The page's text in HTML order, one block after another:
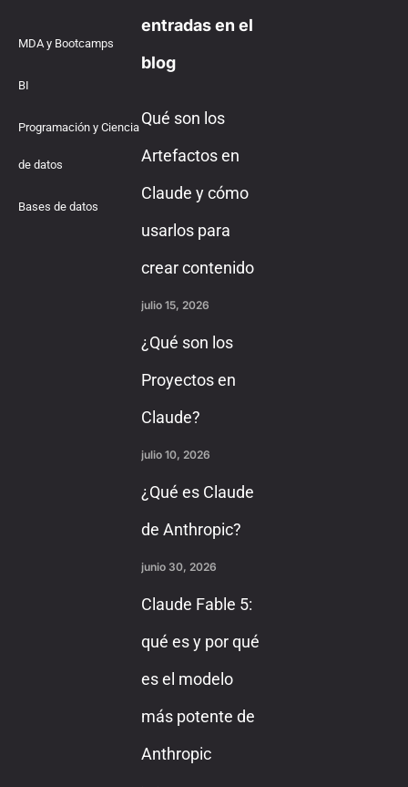
MDA y Bootcamps
BI
Programación y Ciencia
de datos
Bases de datos
entradas en el
blog
Qué son los
Artefactos en
Claude y cómo
usarlos para
crear contenido
julio 15, 2026
¿Qué son los
Proyectos en
Claude?
julio 10, 2026
¿Qué es Claude
de Anthropic?
junio 30, 2026
Claude Fable 5:
qué es y por qué
es el modelo
más potente de
Anthropic